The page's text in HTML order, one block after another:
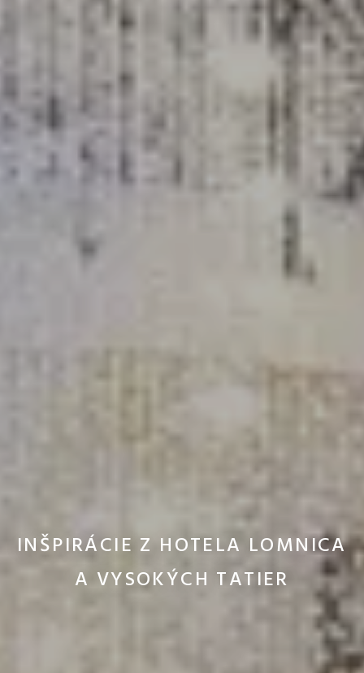
INŠPIRÁCIE Z HOTELA LOMNICA
A VYSOKÝCH TATIER